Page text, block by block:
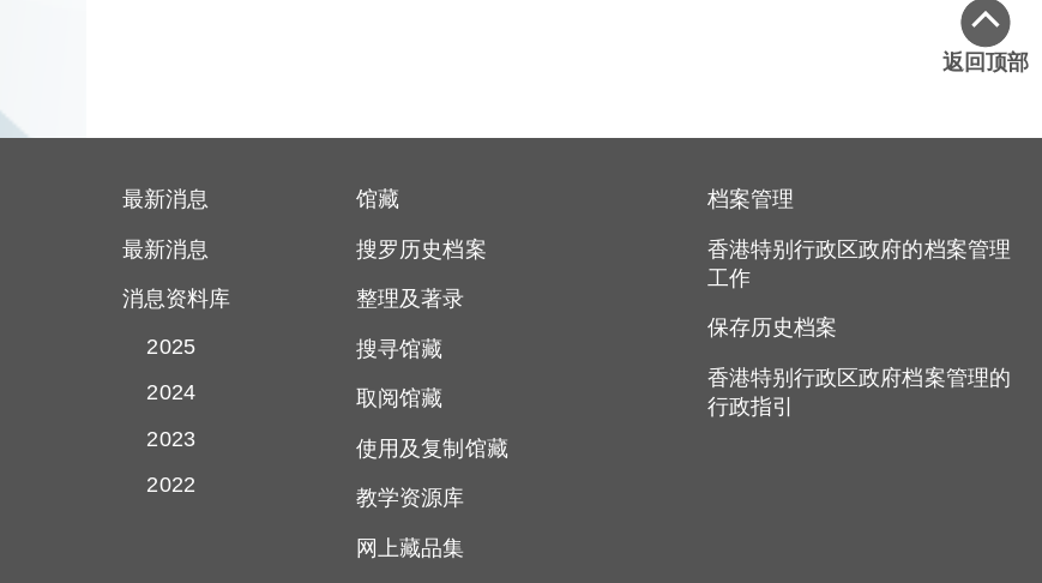
返回顶部
最新消息
最新消息
消息资料库
2025
2024
2023
2022
馆藏
搜罗历史档案
整理及著录
搜寻馆藏
取阅馆藏
使用及复制馆藏
教学资源库
网上藏品集
档案管理
香港特别行政区政府的档案管理
工作
保存历史档案
香港特别行政区政府档案管理的
行政指引